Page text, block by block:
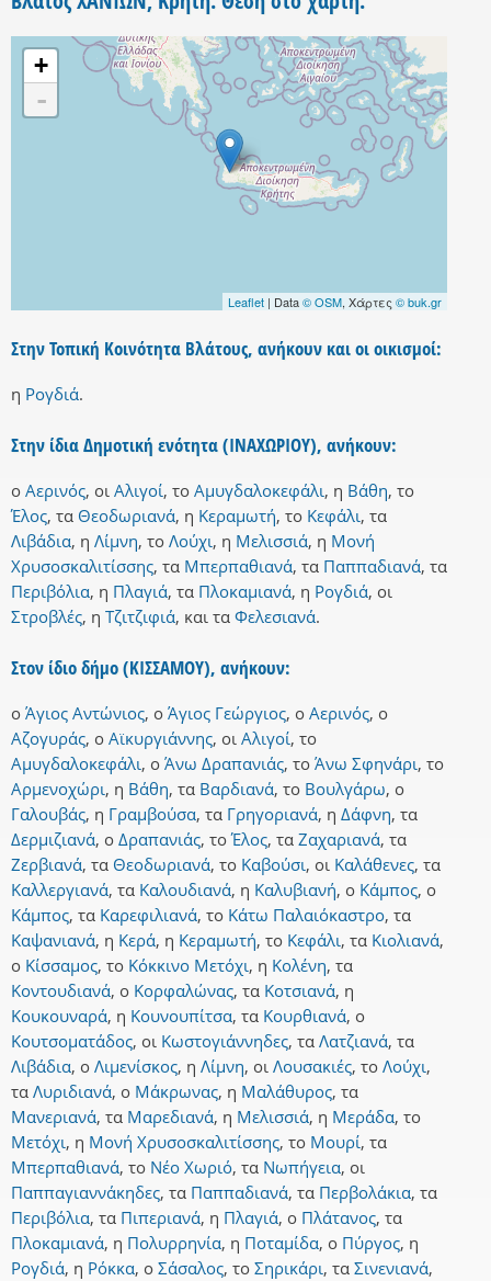
+
-
Leaflet | Data© OSM, Χάρτες © buk.gr
Στην Τοπική Κοινότητα Βλάτους, ανήκουν και οι οικισμοί:
η Ρογδιά.
Στην ίδια Δημοτική ενότητα (ΙΝΑΧΩΡΙΟΥ), ανήκουν:
ο Αερινός, οι Αλιγοί, το Αμυγδαλοκεφάλι, η Βάθη, το
Έλος, τα Θεοδωριανά, η Κεραμωτή, το Κεφάλι, τα
Λιβάδια, η Λίμνη, το Λούχι, η Μελισσιά, η Μονή
Χρυσοσκαλιτίσσης, τα Μπερπαθιανά, τα Παππαδιανά, τα
Περιβόλια, η Πλαγιά, τα Πλοκαμιανά, η Ρογδιά, οι
Στροβλές, η Τζιτζιφιά, και τα Φελεσιανά.
Στον ίδιο δήμο (ΚΙΣΣΑΜΟΥ), ανήκουν:
ο Άγιος Αντώνιος, ο Άγιος Γεώργιος, ο Αερινός, ο
Αζογυράς, ο Αϊκυργιάννης, οι Αλιγοί, το
Αμυγδαλοκεφάλι, ο Άνω Δραπανιάς, το Άνω Σφηνάρι, το
Αρμενοχώρι, η Βάθη, τα Βαρδιανά, το Βουλγάρω, ο
Γαλουβάς, η Γραμβούσα, τα Γρηγοριανά, η Δάφνη, τα
Δερμιζιανά, ο Δραπανιάς, το Έλος, τα Ζαχαριανά, τα
Ζερβιανά, τα Θεοδωριανά, το Καβούσι, οι Καλάθενες, τα
Καλλεργιανά, τα Καλουδιανά, η Καλυβιανή, ο Κάμπος, ο
Κάμπος, τα Καρεφιλιανά, το Κάτω Παλαιόκαστρο, τα
Καψανιανά, η Κερά, η Κεραμωτή, το Κεφάλι, τα Κιολιανά,
ο Κίσσαμος, το Κόκκινο Μετόχι, η Κολένη, τα
Κοντουδιανά, ο Κορφαλώνας, τα Κοτσιανά, η
Κουκουναρά, η Κουνουπίτσα, τα Κουρθιανά, ο
Κουτσοματάδος, οι Κωστογιάννηδες, τα Λατζιανά, τα
Λιβάδια, ο Λιμενίσκος, η Λίμνη, οι Λουσακιές, το Λούχι,
τα Λυριδιανά, ο Μάκρωνας, η Μαλάθυρος, τα
Μανεριανά, τα Μαρεδιανά, η Μελισσιά, η Μεράδα, το
Μετόχι, η Μονή Χρυσοσκαλιτίσσης, το Μουρί, τα
Μπερπαθιανά, το Νέο Χωριό, τα Νωπήγεια, οι
Παππαγιαννάκηδες, τα Παππαδιανά, τα Περβολάκια, τα
Περιβόλια, τα Πιπεριανά, η Πλαγιά, ο Πλάτανος, τα
Πλοκαμιανά, η Πολυρρηνία, η Ποταμίδα, ο Πύργος, η
Ρογδιά, η Ρόκκα, ο Σάσαλος, το Σηρικάρι, τα Σινενιανά,